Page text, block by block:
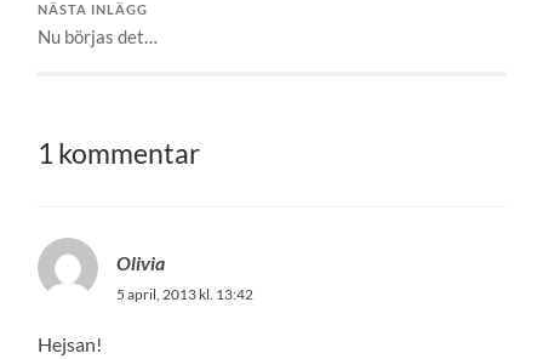
NÄSTA INLÄGG
Nu börjas det…
1 kommentar
Olivia
5 april, 2013 kl. 13:42
Hejsan!